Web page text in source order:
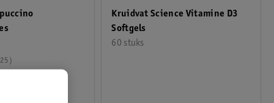
25
Kruidvat Science Vitamine D3
Softgels
60 stuks